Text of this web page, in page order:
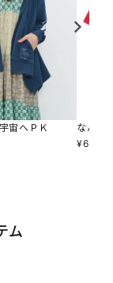
宙へＰＫ
なんか
¥6,853
ム